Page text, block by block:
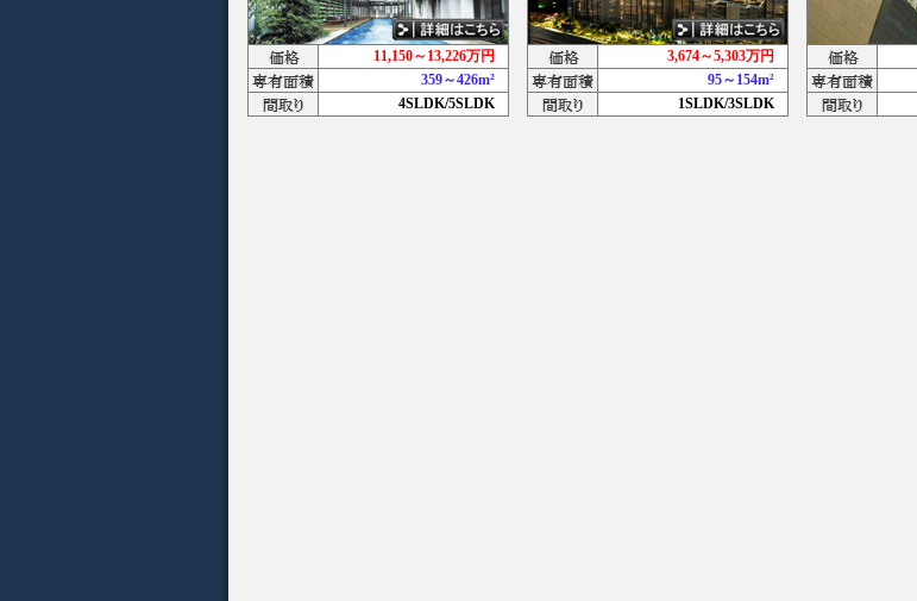
11,150～13,226万円 3,674～5,303万円
359～426m²
95～154m²
4SLDK/5SLDK
1SLDK/3SLDK